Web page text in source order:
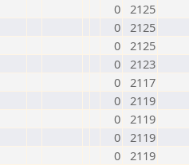
0 2125
0 2125
0 2125
0 2123
0 2117
0 2119
0 2119
0 2119
0 2119